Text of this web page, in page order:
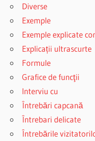
Diverse
Exemple
Exemple explicate
Explicații ultrascurte
Formule
Grafice de funcţii
Interviu cu
Întrebări capcană
Întrebari delicate
Întrebările